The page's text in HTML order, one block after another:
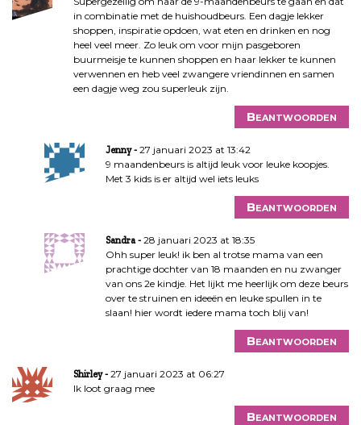
i
in combinatie met de huishoudbeurs. Een dagje lekker
shoppen, inspiratie opdoen, wat eten en drinken en nog
heel veel meer. Zo leuk om voor mijn pasgeboren
buurmeisje te kunnen shoppen en haar lekker te kunnen
verwennen en heb veel zwangere vriendinnen en samen
een dagje weg zou superleuk zijn.
Beantwoorden
Jenny
27 januari 2023 at 13:42
9 maandenbeurs is altijd leuk voor leuke koopjes.
Met 3 kids is er altijd wel iets leuks
Beantwoorden
Sandra
28 januari 2023 at 18:35
Ohh super leuk! ik ben al trotse mama van een
prachtige dochter van 18 maanden en nu zwanger
van ons 2e kindje. Het lijkt me heerlijk om deze beurs
over te struinen en ideeën en leuke spullen in te
slaan! hier wordt iedere mama toch blij van!
Beantwoorden
Shirley
27 januari 2023 at 06:27
Ik loot graag mee
Beantwoorden